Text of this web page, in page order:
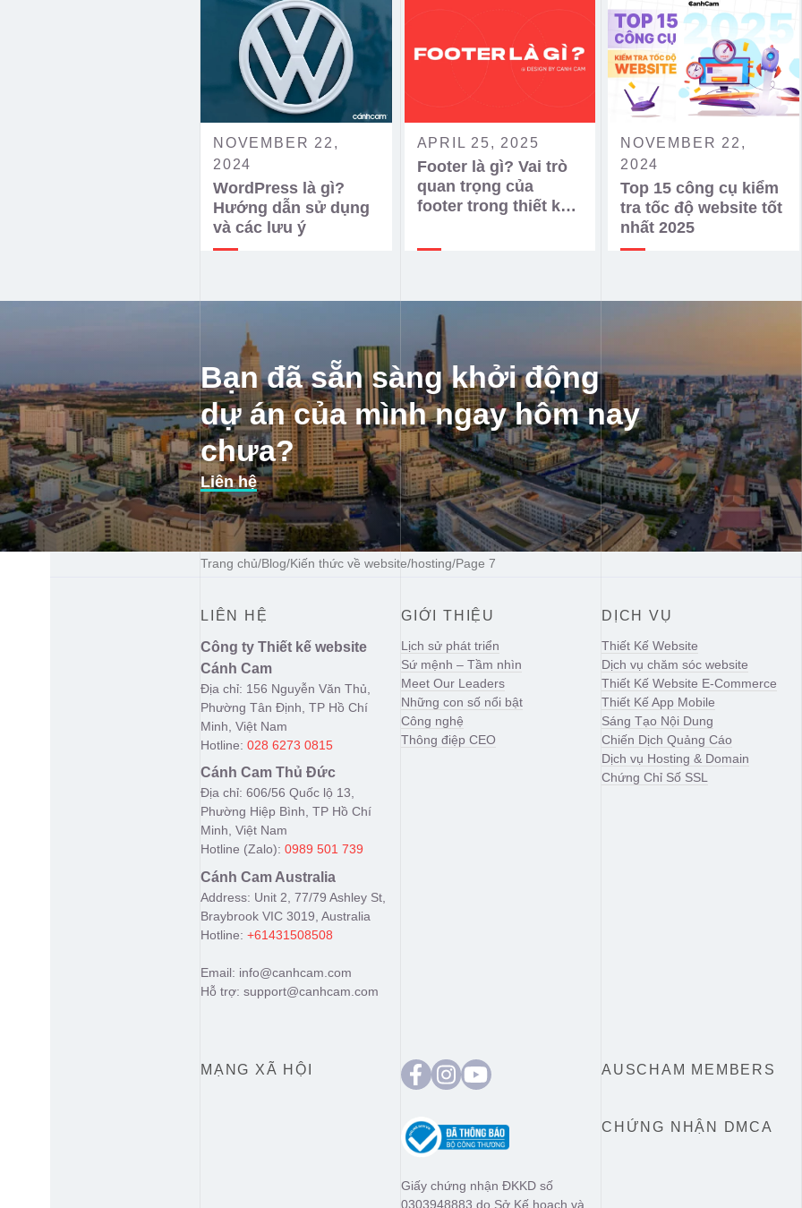
NOVEMBER 22,
2024
WordPress là gì?
Hướng dẫn sử dụng
và các lưu ý
APRIL 25, 2025
Footer là gì? Vai trò
quan trọng của
footer trong thiết kế
NOVEMBER 22,
2024
Top 15 công cụ kiểm
tra tốc độ website tốt
nhất 2025
Bạn đã sẵn sàng khởi động
dự án của mình ngay hôm nay
chưa?
Liên hệ
Trang chủ/Blog/Kiến thức về website/hosting/Page 7
LIÊN HỆ
Công ty Thiết kế website
Cánh Cam
Địa chỉ: 156 Nguyễn Văn Thủ,
Phường Tân Định, TP Hồ Chí
Minh, Việt Nam
Hotline: 028 6273 0815
Cánh Cam Thủ Đức
Địa chỉ: 606/56 Quốc lộ 13,
Phường Hiệp Bình, TP Hồ Chí
Minh, Việt Nam
Hotline (Zalo): 0989 501 739
Cánh Cam Australia
Address: Unit 2, 77/79 Ashley St,
Braybrook VIC 3019, Australia
Hotline: +61431508508
Email: info@canhcam.com
Hỗ trợ: support@canhcam.com
GIỚI THIỆU
Lịch sử phát triển
Sứ mệnh – Tầm nhìn
Meet Our Leaders
Những con số nổi bật
Công nghệ
Thông điệp CEO
DỊCH VỤ
Thiết Kế Website
Dịch vụ chăm sóc website
Thiết Kế Website E-Commerce
Thiết Kế App Mobile
Sáng Tạo Nội Dung
Chiến Dịch Quảng Cáo
Dịch vụ Hosting & Domain
Chứng Chỉ Số SSL
MẠNG XÃ HỘI AUSCHAM MEMBERS
Giấy chứng nhận ĐKKD số
0303948883 do Sở Kế hoạch và
CHỨNG NHẬN DMCA